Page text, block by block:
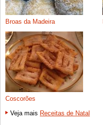
Broas da Madeira
Coscorões
Veja mais Receitas de Natal